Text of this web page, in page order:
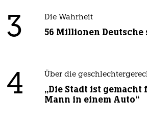
3 Die Wahrheit
56 Millionen
4 Über die
„Die Stadt ist
Mann in einem Auto“